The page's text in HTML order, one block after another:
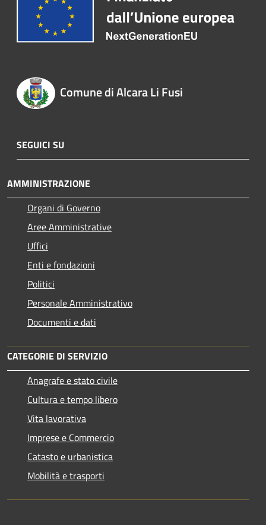
Comune di Alcara Li Fusi
SEGUICI SU
AMMINISTRAZIONE
Organi di Governo
Aree Amministrative
Uffici
Enti e fondazioni
Politici
Personale Amministrativo
Documenti e dati
CATEGORIE DI SERVIZIO
Anagrafe e stato civile
Cultura e tempo libero
Vita lavorativa
Imprese e Commercio
Catasto e urbanistica
Mobilità e trasporti